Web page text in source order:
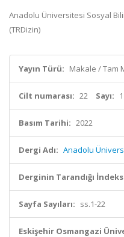
Anadolu Üniversitesi Sosyal
(TRDizin)
Yayın Türü: Makale / Tam
Cilt numarası: 22 Sayı: 1
Basım Tarihi: 2022
Dergi Adı: Anadolu
Derginin Tarandığı
Sayfa Sayıları: ss.1-22
Eskişehir Osmangazi